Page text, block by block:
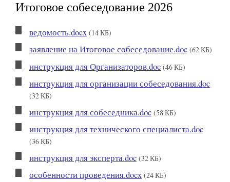
Итоговое собеседование 2026
ведомость.docx (14 КБ)
заявление на Итоговое собеседование.doc (62 КБ)
инструкция для Организаторов.doc (46 КБ)
инструкция для организации собеседования.doc
(32 КБ)
инструкция для собеседника.doc (58 КБ)
инструкция для технического специалиста.doc
(36 КБ)
инструкция для эксперта.doc (32 КБ)
особенности проведения.docx (24 КБ)